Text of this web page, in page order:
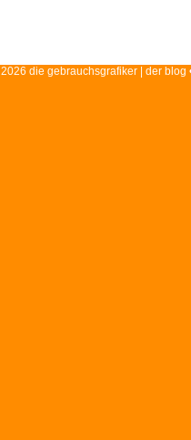
2026 die gebrauchsgrafiker | der blog